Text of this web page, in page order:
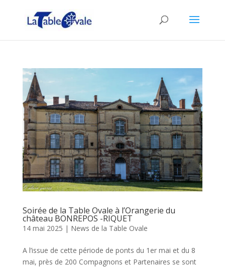
Soirée de la Table Ovale à l’Orangerie du
château BONREPOS -RIQUET
14 mai 2025 | News de la Table Ovale
A l’issue de cette période de ponts du 1er mai et du 8
mai, près de 200 Compagnons et Partenaires se sont